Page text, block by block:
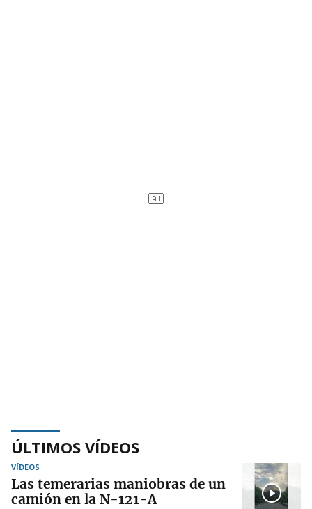
ÚLTIMOS VÍDEOS
VÍDEOS
Las temerarias maniobras de un
camión en la N-121-A